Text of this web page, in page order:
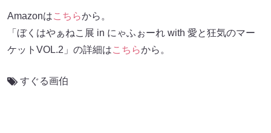
Amazonはこちらから。
「ぼくはやぁねこ展 in にゃふぉーれ with 愛と狂気のマー
ケットVOL.2」の詳細はこちらから。
すぐる画伯